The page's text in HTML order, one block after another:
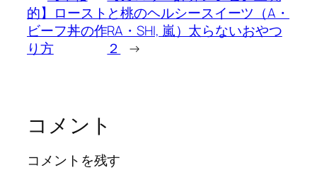
的】ロースト
ビーフ丼の作
り方
と桃のヘルシースイーツ（A・
RA・SHI, 嵐）太らないおやつ
２
→
コメント
コメントを残す